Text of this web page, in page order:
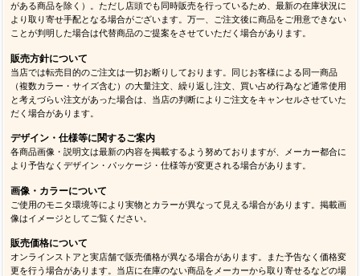
がある商品を除く）。ただし店頭でも同時販売を行っているため、最新の在庫状況に
より取り寄せ手配となる場合がございます。万一、ご注文後に商品をご用意できない
ことが判明した場合は代替商品のご提案をさせていただく場合があります。
販売方針について
当店では転売目的のご注文は一切お断りしております。同じお客様による同一商品
（複数カラー・サイズ含む）の大量注文、繰り返し注文、買い占め行為など通常使用
と考えづらい注文があった場合は、当店の判断によりご注文をキャンセルさせていた
だく場合があります。
デザイン・仕様等に関するご案内
各商品画像・説明文は最新の内容を掲載するよう努めておりますが、メーカー都合に
より予告なくデザイン・パッケージ・仕様等が変更される場合があります。
画像・カラーについて
ご使用のモニタ環境等により実物とカラーが異なって見える場合があります。掲載画
像はイメージとしてご覧ください。
販売価格について
オンラインストアと実店舗で販売価格が異なる場合があります。また予告なく価格変
更を行う場合があります。当店に在庫のない商品をメーカーから取り寄せるなどの場